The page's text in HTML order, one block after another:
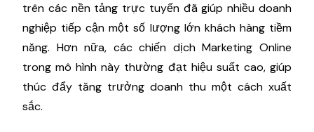
trên các nền tảng trực tuyến đã giúp nhiều doanh
nghiệp tiếp cận một số lượng lớn khách hàng tiềm
năng. Hơn nữa, các chiến dịch Marketing Online
trong mô hình này thường đạt hiệu suất cao, giúp
thúc đẩy tăng trưởng doanh thu một cách xuất
sắc.